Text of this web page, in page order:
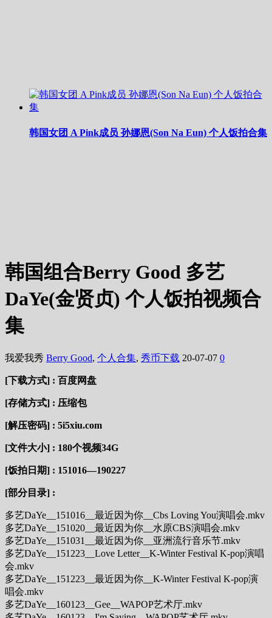
韩国女团 A Pink成员 孙娜恩(Son Na Eun) 个人饭拍合集
韩国组合Berry Good 多艺
DaYe(金贤贞) 个人饭拍视频合
集
我爱我秀 Berry Good, 个人合集, 秀币下载 20-07-07 0
[下载方式] : 百度网盘
[存储方式] : 压缩包
[解压密码] : 5i5xiu.com
[文件大小] : 180个视频34G
[饭拍日期] : 151016—190227
[部分目录] :
多艺DaYe__151016__最近因为你__Cbs Loving You演唱会.mkv
多艺DaYe__151020__最近因为你__水原CBS演唱会.mkv
多艺DaYe__151031__最近因为你__亚洲流行音乐节.mkv
多艺DaYe__151223__Love Letter__K-Winter Festival K-pop演唱
会.mkv
多艺DaYe__151223__最近因为你__K-Winter Festival K-pop演
唱会.mkv
多艺DaYe__160123__Gee__WAPOP艺术厅.mkv